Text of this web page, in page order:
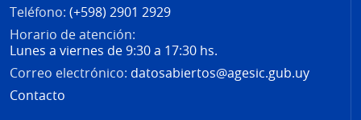
Teléfono: (+598) 2901 2929
Horario de atención:
Lunes a viernes de 9:30 a 17:30 hs.
Correo electrónico: datosabiertos@agesic.gub.uy
Contacto